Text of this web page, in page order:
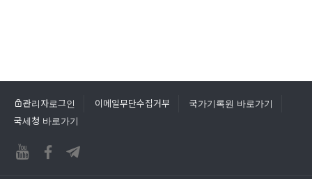
관리자로그인 이메일무단수집거부
국가기록원 바로가기
국세청 바로가기